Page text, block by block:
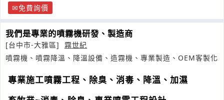
免費詢價
我們是專業的噴霧機研發、製造商
[台中市-大雅區]
霧世紀
噴霧機、噴霧降溫、降溫設備、造霧機、專業製造、OEM客製化
專業施工噴霧工程、除臭、消毒、降溫、加濕